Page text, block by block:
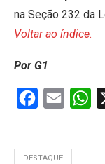
na Seção 232 da
Voltar ao índice.
Por G1
Facebook
Email
DESTAQUE